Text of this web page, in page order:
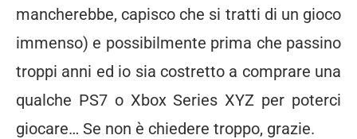
mancherebbe, capisco che si tratti di un gioco
immenso) e possibilmente prima che passino
troppi anni ed io sia costretto a comprare una
qualche PS7 o Xbox Series XYZ per poterci
giocare… Se non è chiedere troppo, grazie.